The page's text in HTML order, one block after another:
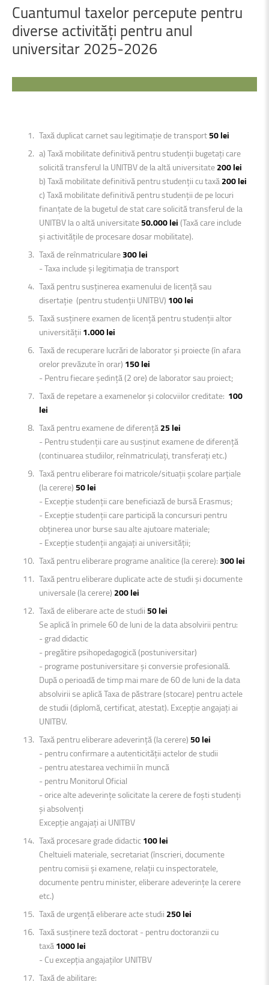
Cuantumul taxelorpercepute pentru
diverse activități pentru anul
universitar2025-2026
Taxă duplicat carnet sau legitimație de transport50 lei
a) Taxă mobilitate definitivă pentru studenții bugetați care
solicită transferul la UNITBV de la altă universitate200 lei
b) Taxă mobilitate definitivă pentru studenții cu taxă200 lei
c) Taxă mobilitate definitivă pentru studenții de pe locuri
finanțate de la bugetul de stat care solicită transferul de la
UNITBV la o altă universitate50.000 lei(Taxă care include
și activitățile de procesare dosar mobilitate).
Taxă de reînmatriculare300 lei
- Taxa include şi legitimația de transport
Taxă pentru susținerea examenului de licență sau
disertație (pentru studenții UNITBV) 100 lei
Taxă susținere examen de licență pentru studenții altor
universității 1.000 lei
Taxă de recuperare lucrări de laborator şi proiecte (în afara
orelor prevăzute în orar) 150 lei
- Pentru fiecare şedință (2 ore) de laborator sau proiect;
Taxă de repetare a examenelor şi colocviilor creditate: 100
lei
Taxă pentru examene de diferență25 lei
- Pentru studenții care au susținut examene de diferență
(continuarea studiilor, reînmatriculați, transferați etc.)
Taxă pentru eliberare foi matricole/situații şcolare parțiale
(la cerere)50 lei
- Excepție studenții care beneficiază de bursă Erasmus;
- Excepție studenții care participă la concursuri pentru
obținerea unor burse sau alte ajutoare materiale;
- Excepție studenții angajați ai universității;
Taxă pentru eliberare programe analitice (la cerere):300 lei
Taxă pentru eliberare duplicate acte de studii și documente
universale (la cerere)200 lei
Taxă de eliberare acte de studii50 lei
Se aplică în primele 60 de luni de la data absolvirii pentru:
- grad didactic
- pregătire psihopedagogică (postuniversitar)
- programe postuniversitare și conversie profesională.
După o perioadă de timp mai mare de 60 de luni de la data
absolvirii se aplică Taxa de păstrare (stocare) pentru actele
de studii (diplomă, certificat, atestat). Excepție angajați ai
UNITBV.
Taxă pentru eliberare adeverință (la cerere)50 lei
- pentru confirmare a autenticității actelor de studii
- pentru atestarea vechimii în muncă
- pentru Monitorul Oficial
- orice alte adeverințe solicitate la cerere de foști studenți
și absolvenți
Excepție angajați ai UNITBV
Taxă procesare grade didactic100 lei
Cheltuieli materiale, secretariat (înscrieri, documente
pentru comisii și examene, relații cu inspectoratele,
documente pentru minister, eliberare adeverințe la cerere
etc.)
Taxă de urgență eliberare acte studii250 lei
Taxă susținere teză doctorat - pentru doctoranzii cu
taxă1000 lei
- Cu excepția angajaților UNITBV
Taxă de abilitare: